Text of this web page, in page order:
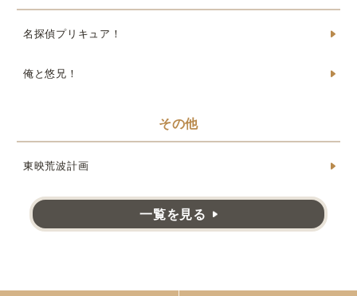
名探偵プリキュア！
俺と悠兄！
その他
東映荒波計画
一覧を見る